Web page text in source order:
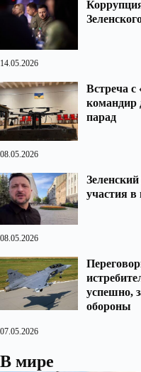
14.05.2026
Встреча
командир
парад
08.05.2026
участия в
08.05.2026
успешно,
обороны
07.05.2026
В мире